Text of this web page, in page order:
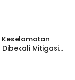
Keselamatan
Dibekali Mitigasi